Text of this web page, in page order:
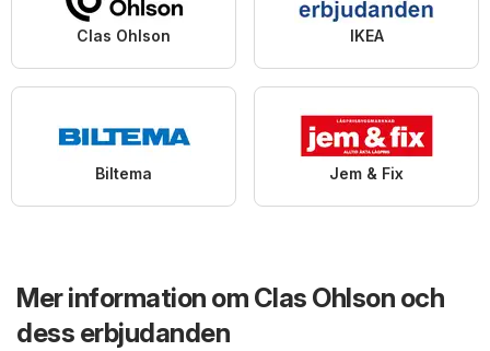
Clas Ohlson IKEA
Biltema Jem & Fix
Mer information om Clas Ohlson och
dess erbjudanden